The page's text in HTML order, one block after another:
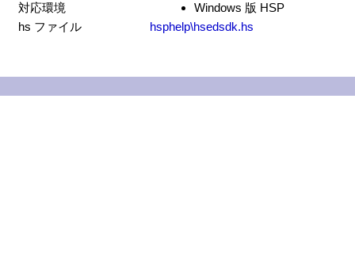
対応環境
Windows 版 HSP
hs ファイル
hsphelp\hsedsdk.hs